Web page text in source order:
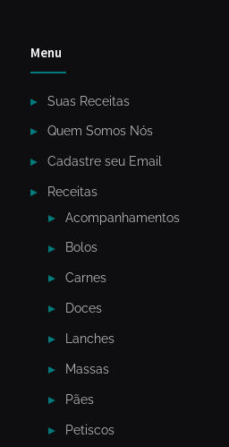
Menu
Suas Receitas
Quem Somos Nós
Cadastre seu Email
Receitas
Acompanhamentos
Bolos
Carnes
Doces
Lanches
Massas
Pães
Petiscos